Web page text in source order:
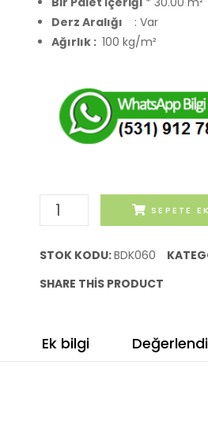
Derz Aralığı
: Var
Ağırlık : 100 kg/m²
Beşikdağ
Desenli
adet
SEPETE
STOK KODU:BDK060
SHARE THIS PRODUCT
Ek bilgi